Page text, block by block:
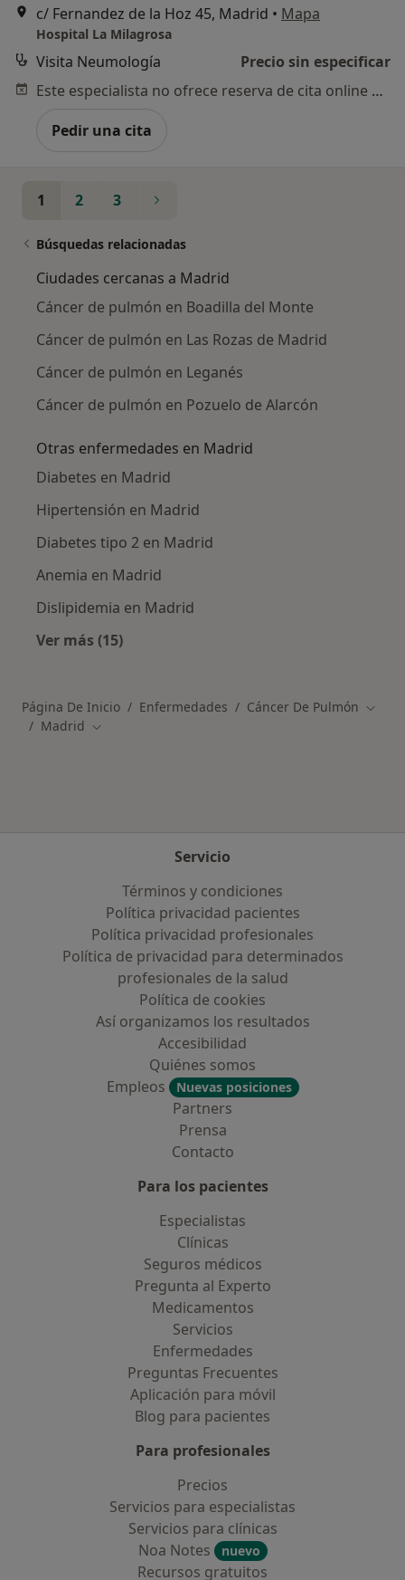
c/ Fernandez de la Hoz 45, Madrid • Mapa
Hospital La Milagrosa
Visita Neumología
Precio sin especificar
Este especialista no ofrece reserva de cita online en esta dirección.
Pedir una cita
1 2 3
Búsquedas relacionadas
Ciudades cercanas a Madrid
Cáncer de pulmón en Boadilla del Monte
Cáncer de pulmón en Las Rozas de Madrid
Cáncer de pulmón en Leganés
Cáncer de pulmón en Pozuelo de Alarcón
Otras enfermedades en Madrid
Diabetes en Madrid
Hipertensión en Madrid
Diabetes tipo 2 en Madrid
Anemia en Madrid
Dislipidemia en Madrid
Ver más (15)
Página De Inicio Enfermedades Cáncer De Pulmón
Madrid Cambiar de ciudad
Servicio
Términos y condiciones
Política privacidad pacientes
Política privacidad profesionales
Política de privacidad para determinados
profesionales de la salud
Política de cookies
Así organizamos los resultados
Accesibilidad
Quiénes somos
Empleos
Nuevas posiciones
Partners
Prensa
Contacto
Para los pacientes
Especialistas
Clínicas
Seguros médicos
Pregunta al Experto
Medicamentos
Servicios
Enfermedades
Preguntas Frecuentes
Aplicación para móvil
Blog para pacientes
Para profesionales
Precios
Servicios para especialistas
Servicios para clínicas
Noa Notes
nuevo
Recursos gratuitos